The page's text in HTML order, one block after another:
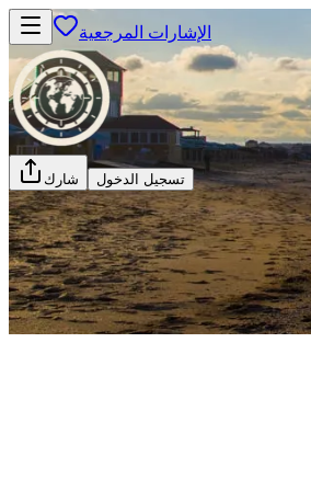
الإشارات المرجعية
شارك تسجيل الدخول